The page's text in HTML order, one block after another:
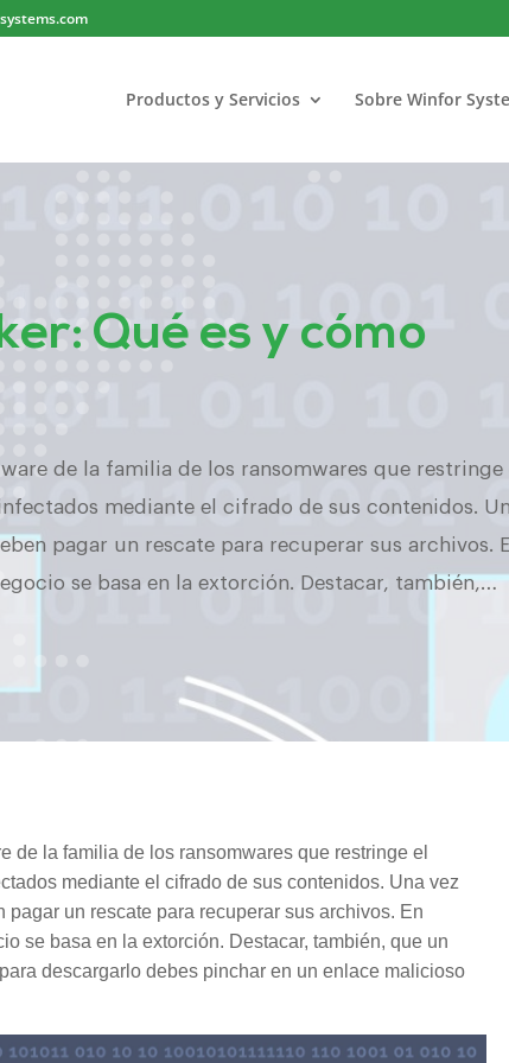
Productos y Servicios Sobre Winfor
Qué es y cómo
de la familia de los ransomwares que restringe
mediante el cifrado de sus contenidos.
pagar un rescate para recuperar sus archivos.
se basa en la extorción. Destacar, también,…
de la familia de los ransomwares que restringe el
mediante el cifrado de sus contenidos. Una vez
pagar un rescate para recuperar sus archivos. En
se basa en la extorción. Destacar, también, que un
descargarlo debes pinchar en un enlace malicioso